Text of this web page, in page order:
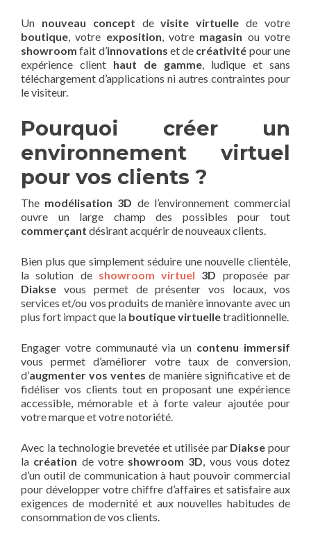
Un nouveau concept devisite virtuelle de votre
boutique, votre exposition, votre magasin ou votre
showroom fait d’innovations et de créativité pour une
expérience client haut de gamme, ludique et sans
téléchargement d’applications ni autres contraintes pour
le visiteur.
Pourquoi créer un
environnement virtuel
pour vos clients ?
The modélisation 3D de l’environnement commercial
ouvre un large champ des possibles pour tout
commerçant désirant acquérir de nouveaux clients.
Bien plus que simplement séduire une nouvelle clientèle,
la solution de showroom virtuel 3D proposée par
Diakse vous permet de présenter vos locaux, vos
services et/ou vos produits de manière innovante avec un
plus fort impact que la boutique virtuelletraditionnelle.
Engager votre communauté via un contenu immersif
vous permet d’améliorer votre taux de conversion,
d’augmenter vos ventes de manière significative et de
fidéliser vos clients tout en proposant une expérience
accessible, mémorable et à forte valeur ajoutée pour
votre marque et votre notoriété.
Avec la technologie brevetée et utilisée par Diakse pour
la création de votre showroom 3D, vous vous dotez
d’un outil de communication à haut pouvoir commercial
pour développer votre chiffre d’affaires et satisfaire aux
exigences de modernité et aux nouvelles habitudes de
consommation de vos clients.